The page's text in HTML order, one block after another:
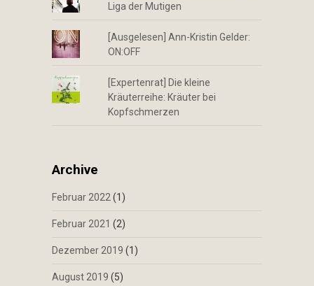
Liga der Mutigen
[Ausgelesen] Ann-Kristin Gelder:
ON:OFF
[Expertenrat] Die kleine
Kräuterreihe: Kräuter bei
Kopfschmerzen
Archive
Februar 2022(1)
Februar 2021 (2)
Dezember 2019 (1)
August 2019 (5)